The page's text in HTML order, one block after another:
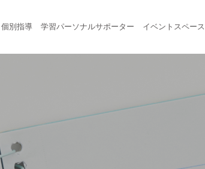
個別指導 学習パーソナルサポーター イベントスペース